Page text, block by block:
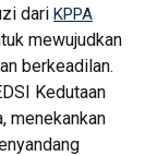
dari KPPA
mewujudkan
berkeadilan.
Kedutaan
menekankan